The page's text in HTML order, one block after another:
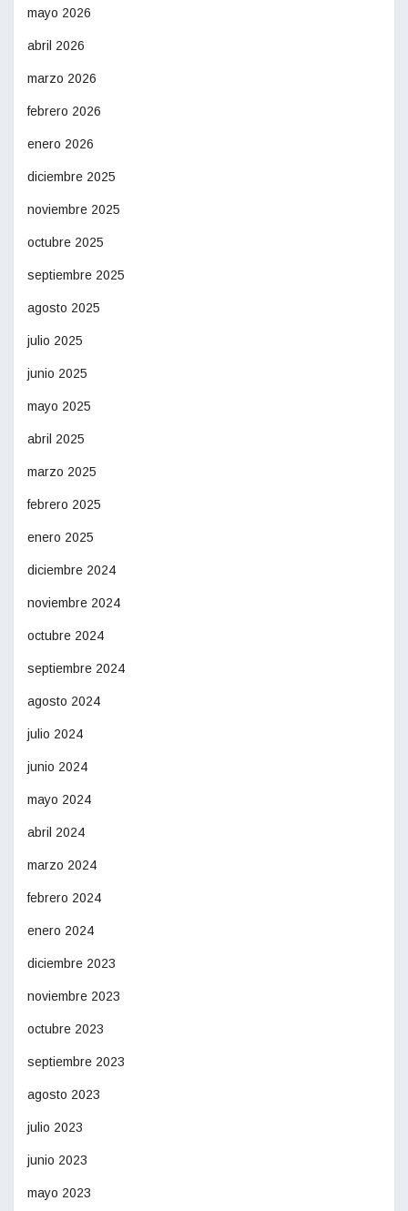
mayo 2026
abril 2026
marzo 2026
febrero 2026
enero 2026
diciembre 2025
noviembre 2025
octubre 2025
septiembre 2025
agosto 2025
julio 2025
junio 2025
mayo 2025
abril 2025
marzo 2025
febrero 2025
enero 2025
diciembre 2024
noviembre 2024
octubre 2024
septiembre 2024
agosto 2024
julio 2024
junio 2024
mayo 2024
abril 2024
marzo 2024
febrero 2024
enero 2024
diciembre 2023
noviembre 2023
octubre 2023
septiembre 2023
agosto 2023
julio 2023
junio 2023
mayo 2023